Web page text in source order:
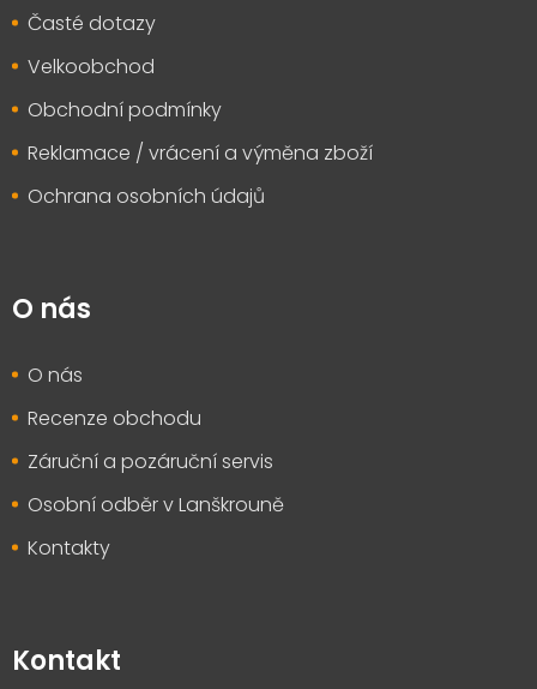
Časté dotazy
Velkoobchod
Obchodní podmínky
Reklamace / vrácení a výměna zboží
Ochrana osobních údajů
O nás
O nás
Recenze obchodu
Záruční a pozáruční servis
Osobní odběr v Lanškrouně
Kontakty
Kontakt